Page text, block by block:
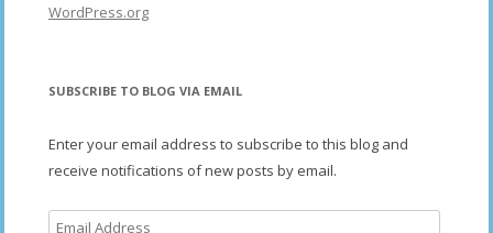
WordPress.org
SUBSCRIBE TO BLOG VIA EMAIL
Enter your email address to subscribe to this blog and
receive notifications of new posts by email.
Email